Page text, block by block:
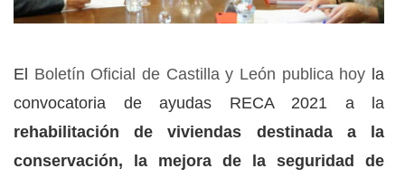
El Boletín Oficial de Castilla y León publica hoy la
convocatoria de ayudas RECA 2021 a la
rehabilitación de viviendas destinada a la
conservación, la mejora de la seguridad de